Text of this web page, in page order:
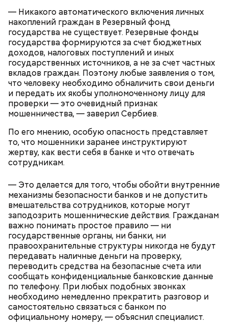
— Никакого автоматического включения личных
накоплений граждан в Резервный фонд
государства не существует. Резервные фонды
государства формируются за счет бюджетных
доходов, налоговых поступлений и иных
государственных источников, а не за счет частных
вкладов граждан. Поэтому любые заявления о том,
что человеку необходимо обналичить свои деньги
и передать их якобы уполномоченному лицу для
проверки — это очевидный признак
мошенничества, — заверил Сербиев.
По его мнению, особую опасность представляет
то, что мошенники заранее инструктируют
жертву, как вести себя в банке и что отвечать
сотрудникам.
— Это делается для того, чтобы обойти внутренние
механизмы безопасности банков и не допустить
вмешательства сотрудников, которые могут
заподозрить мошеннические действия. Гражданам
важно понимать простое правило — ни
государственные органы, ни банки, ни
правоохранительные структуры никогда не будут
передавать наличные деньги на проверку,
переводить средства на безопасные счета или
сообщать конфиденциальные банковские данные
по телефону. При любых подобных звонках
необходимо немедленно прекратить разговор и
самостоятельно связаться с банком по
официальному номеру, — объяснил специалист.